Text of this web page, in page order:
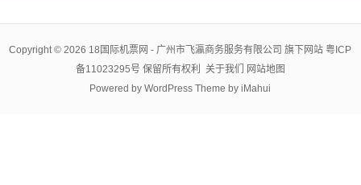
Copyright © 2026 18国际机票网 - 广州市飞瀛商务服务有限公司 旗下网站粤ICP
备11023295号 保留所有权利 关于我们
网站地图
Powered byWordPress Theme byiMahui